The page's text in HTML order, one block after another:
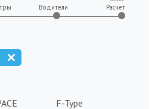
Водители Расчет
F-Type